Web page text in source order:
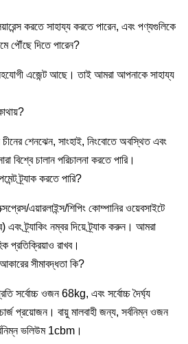
করতে সাহায্য করতে পারেন, এবং পণ্যগুলিকে
পৌঁছে দিতে পারেন?
সহযোগী এজেন্ট আছে। তাই আমরা আপনাকে সাহায্য
শেনঝেন, সাংহাই, নিংবোতে অবস্থিত এবং
বিশ্বে চালান পরিচালনা করতে পারি।
ট্র্যাক করতে পারি?
এয়ারলাইন্স/শিপিং কোম্পানির ওয়েবসাইটে
ট্র্যাকিং নম্বর দিয়ে ট্র্যাক করুন। আমরা
প্রতিক্রিয়াও রাখব।
সীমাবদ্ধতা কি?
সর্বোচ্চ ওজন 68kg, এবং সর্বোচ্চ দৈর্ঘ্য
প্রয়োজন। বায়ু মালবাহী জন্য, সর্বনিম্ন ওজন
ভলিউম 1cbm।